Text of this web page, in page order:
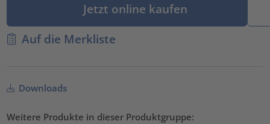
Jetzt online kaufen
Auf die Merkliste
Downloads
Weitere Produkte in dieser Produktgruppe: